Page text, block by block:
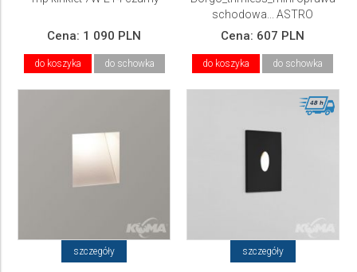
Cena: 1 090 PLN
do koszyka do schowka
schodowa... ASTRO
Cena: 607 PLN
do koszyka do schowka
szczegóły szczegóły